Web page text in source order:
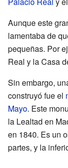
Aunque este
lamentaba de
pequeñas. Por
Real y la Casa
Sin embargo,
construyó fue el
Mayo. Este
la Lealtad en
en 1840. Es un
partes, y la